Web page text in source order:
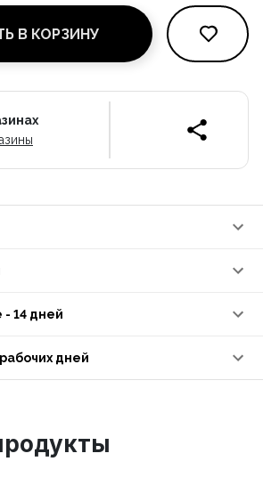
В КОРЗИНУ
- 14 дней
дней